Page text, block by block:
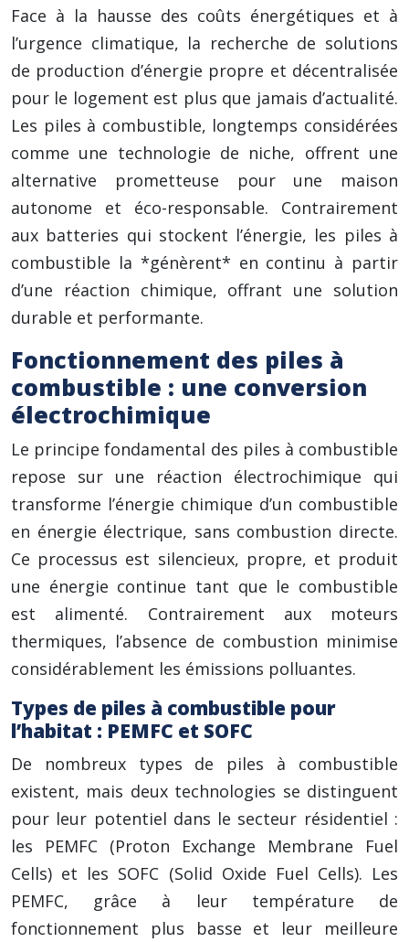
Face à la hausse des coûts énergétiques et à
l’urgence climatique, la recherche de solutions
de production d’énergie propre et décentralisée
pour le logement est plus que jamais d’actualité.
Les piles à combustible, longtemps considérées
comme une technologie de niche, offrent une
alternative prometteuse pour une maison
autonome et éco-responsable. Contrairement
aux batteries qui stockent l’énergie, les piles à
combustible la *génèrent* en continu à partir
d’une réaction chimique, offrant une solution
durable et performante.
Fonctionnement des piles à
combustible : une conversion
électrochimique
Le principe fondamental des piles à combustible
repose sur une réaction électrochimique qui
transforme l’énergie chimique d’un combustible
en énergie électrique, sans combustion directe.
Ce processus est silencieux, propre, et produit
une énergie continue tant que le combustible
est alimenté. Contrairement aux moteurs
thermiques, l’absence de combustion minimise
considérablement les émissions polluantes.
Types de piles à combustible pour
l’habitat : PEMFC et SOFC
De nombreux types de piles à combustible
existent, mais deux technologies se distinguent
pour leur potentiel dans le secteur résidentiel :
les PEMFC (Proton Exchange Membrane Fuel
Cells) et les SOFC (Solid Oxide Fuel Cells). Les
PEMFC, grâce à leur température de
fonctionnement plus basse et leur meilleure